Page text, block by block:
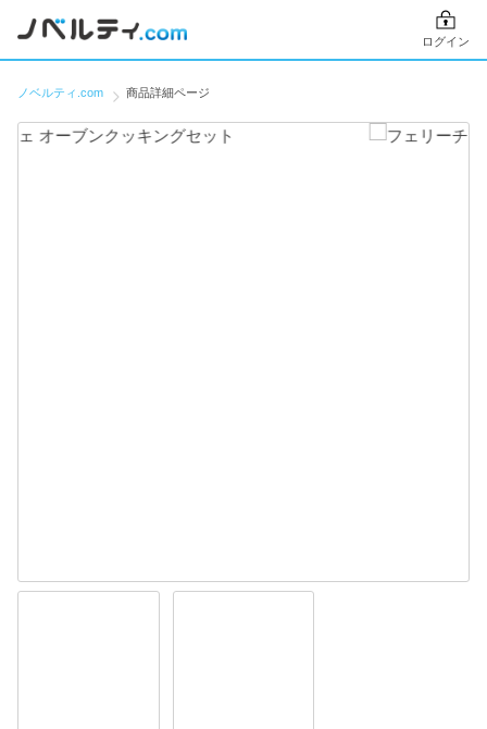
ログイン
ノベルティ.com 商品詳細ページ